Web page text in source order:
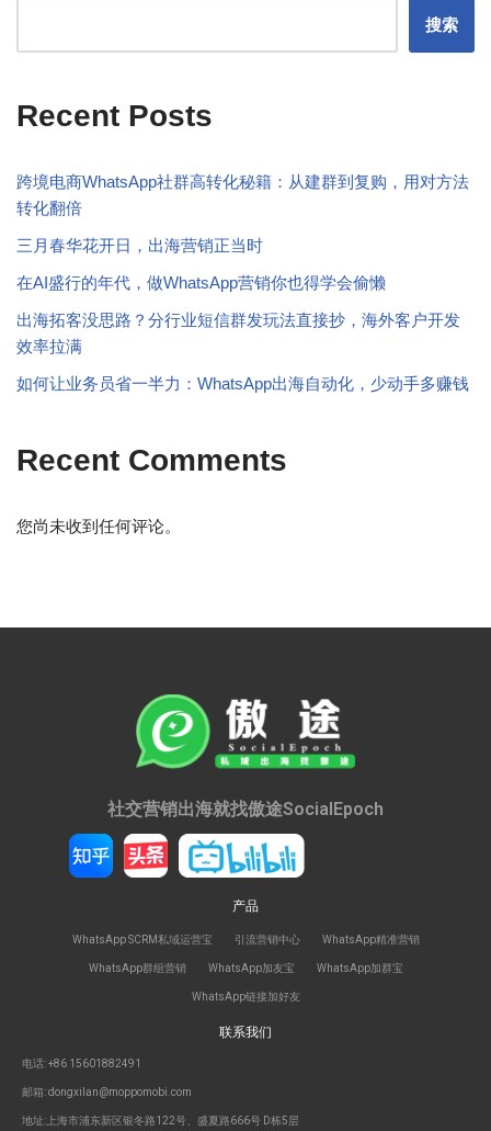
搜索
Recent Posts
跨境电商WhatsApp社群高转化秘籍：从建群到复购，用对方法
转化翻倍
三月春华花开日，出海营销正当时
在AI盛行的年代，做WhatsApp营销你也得学会偷懒
出海拓客没思路？分行业短信群发玩法直接抄，海外客户开发
效率拉满
如何让业务员省一半力：WhatsApp出海自动化，少动手多赚钱
Recent Comments
您尚未收到任何评论。
社交营销出海就找傲途SocialEpoch
产品
WhatsApp SCRM私域运营宝 引流营销中心 WhatsApp精准营销
WhatsApp群组营销 WhatsApp加友宝 WhatsApp加群宝
WhatsApp链接加好友
联系我们
电话: +86 15601882491
邮箱: dongxilan@moppomobi.com
地址:上海市浦东新区银冬路122号、盛夏路666号 D栋5层